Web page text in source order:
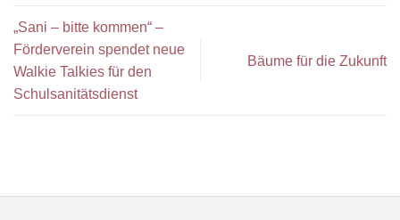
„Sani – bitte kommen“ –
Förderverein spendet neue
Walkie Talkies für den
Schulsanitätsdienst
Bäume für die Zukunft